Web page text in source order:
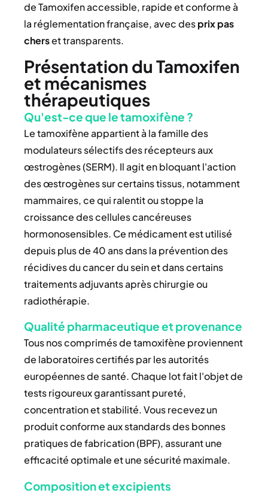
de Tamoxifen accessible, rapide et conforme à
la réglementation française, avec desprixpas
cherset transparents.
Présentation du Tamoxifen
et mécanismes
thérapeutiques
Qu'est-ce que le tamoxifène ?
Le tamoxifène appartient à la famille des
modulateurs sélectifs des récepteurs aux
œstrogènes (SERM). Il agit en bloquant l'action
des œstrogènes sur certains tissus, notamment
mammaires, ce qui ralentit ou stoppe la
croissance des cellules cancéreuses
hormonosensibles. Ce médicament est utilisé
depuis plus de 40 ans dans la prévention des
récidives du cancer du sein et dans certains
traitements adjuvants après chirurgie ou
radiothérapie.
Qualité pharmaceutique et provenance
Tous nos comprimés de tamoxifène proviennent
de laboratoires certifiés par les autorités
européennes de santé. Chaque lot fait l'objet de
tests rigoureux garantissant pureté,
concentration et stabilité. Vous recevez un
produit conforme aux standards des bonnes
pratiques de fabrication (BPF), assurant une
efficacité optimale et une sécurité maximale.
Composition et excipients